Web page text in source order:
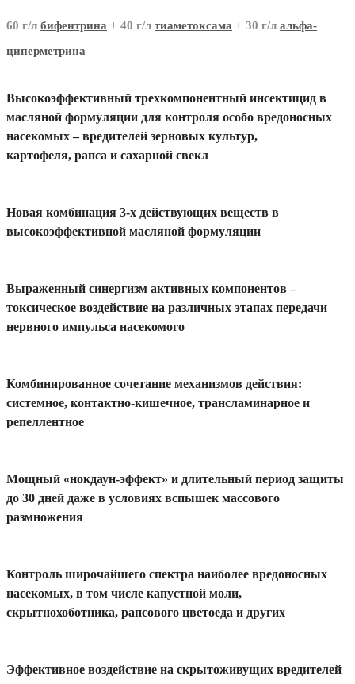
60 г/л бифентрина + 40 г/л тиаметоксама + 30 г/л альфа-
циперметрина
Высокоэффективный трехкомпонентный инсектицид в
масляной формуляции для контроля особо вредоносных
насекомых – вредителей зерновых культур,
картофеля, рапса и сахарной свекл
Новая комбинация 3-х действующих веществ в
высокоэффективной масляной формуляции
Выраженный синергизм активных компонентов –
токсическое воздействие на различных этапах передачи
нервного импульса насекомого
Комбинированное сочетание механизмов действия:
системное, контактно-кишечное, трансламинарное и
репеллентное
Мощный «нокдаун-эффект» и длительный период защиты
до 30 дней даже в условиях вспышек массового
размножения
Контроль широчайшего спектра наиболее вредоносных
насекомых, в том числе капустной моли,
скрытнохоботника, рапсового цветоеда и других
Эффективное воздействие на скрытоживущих вредителей